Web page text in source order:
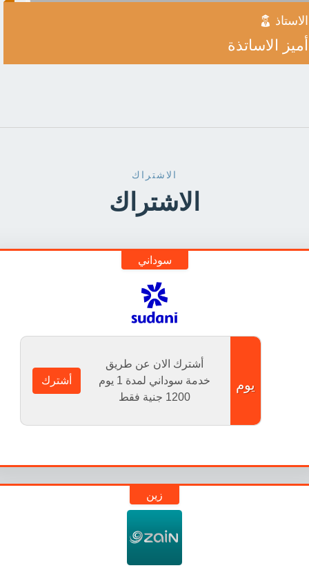
الاستاذ
أميز الاساتذة
الاشتراك
الاشتراك
سوداني
يوم
أشترك الان عن طريق
خدمة سوداني لمدة 1 يوم
1200 جنية فقط
أشترك
زين